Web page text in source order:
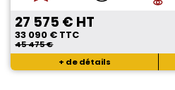
27 575 € HT
33 090 € TTC
45 475 €
+ de détails